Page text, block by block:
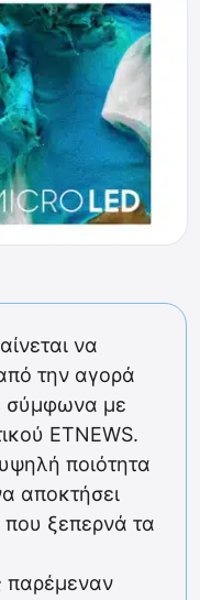
να
την αγορά
σύμφωνα με
ETNEWS.
ποιότητα
αποκτήσει
που ξεπερνά τα
παρέμεναν